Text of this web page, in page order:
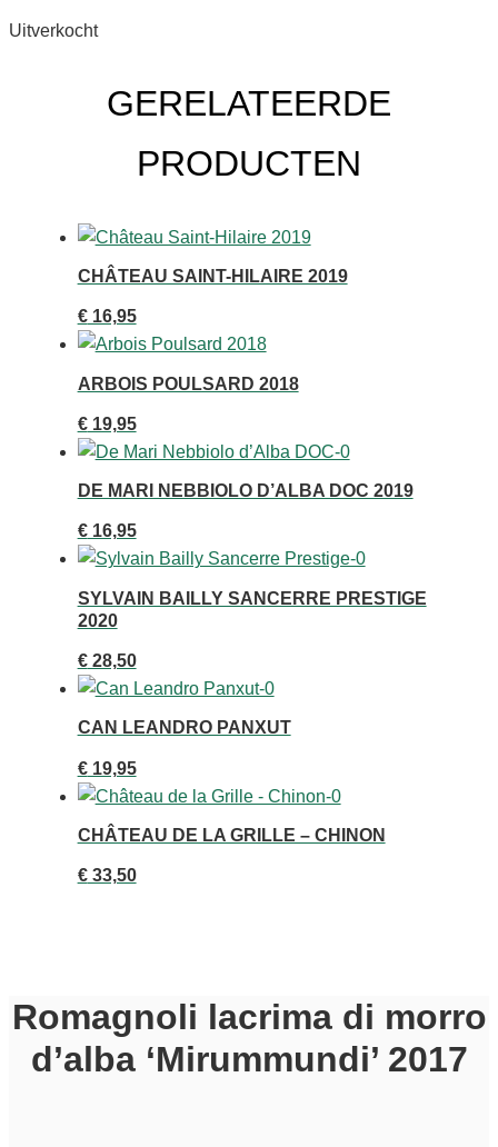
Uitverkocht
GERELATEERDE
PRODUCTEN
CHÂTEAU SAINT-HILAIRE 2019
€16,95
ARBOIS POULSARD 2018
€19,95
DE MARI NEBBIOLO D’ALBA DOC 2019
€16,95
SYLVAIN BAILLY SANCERRE PRESTIGE
2020
€28,50
CAN LEANDRO PANXUT
€19,95
CHÂTEAU DE LA GRILLE – CHINON
€33,50
Romagnoli lacrima di morro
d’alba ‘Mirummundi’ 2017